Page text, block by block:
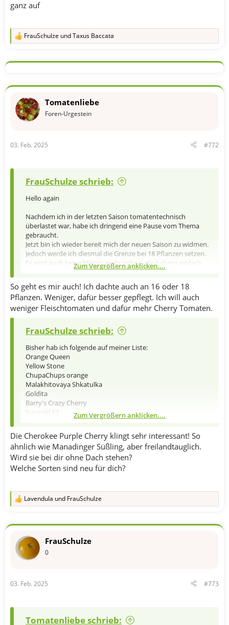
ganz auf
R
k
o
e
n
FrauSchulze undTaxus Baccata
Tomatenliebe
Foren-Urgestein
03. Feb. 2025 #772
FrauSchulze schrieb:
Hello again
Nachdem ich in der letzten Saison tomatentechnisch
überlastet war, habe ich dringend eine Pause vom Thema
gebraucht.
Jetzt bin ich wieder bereit mich der neuen Saison zu widmen.
Jedoch werde ich diesmal die Grenze bei 18 Pflanzen setzen.
Es wird auch keine Micros mehr geben, die habens einfach
und dieses Jahr wieder weniger
Fleischtomaten. Ich mag die kleineren einfach lieber.
Zum Vergrößern anklicken....
So geht es mir auch! Ich dachte auch an 16 oder 18
Pflanzen. Weniger, dafür besser gepflegt. Ich will auch
weniger Fleischtomaten und dafür mehr Cherry Tomaten.
FrauSchulze schrieb:
Bisher hab ich folgende auf meiner Liste:
Orange Queen
Yellow Stone
ChupaChups orange
Malakhitovaya Shkatulka
Goldita
Barry's Crazy Cherry
Sungold F1
Cherokee Lime Stripes
Ruthje
Anna Meyer
Amethyst Cream Cherry
Afternoon Delight
Cherokee Purple Cherry
eine Buschtomate da ich einen Platz unterm Fenster habe,
Zum Vergrößern anklicken....
Die Cherokee Purple Cherry klingt sehr interessant! So
ähnlich wie Manadinger Süßling, aber freilandtauglich.
Wird sie bei dir ohne Dach stehen?
Welche Sorten sind neu für dich?
R
k
o
:
Lavendula und FrauSchulze
FrauSchulze
0
03. Feb. 2025 #773
Tomatenliebe schrieb: